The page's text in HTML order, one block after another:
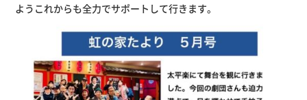
ようこれからも全力でサポートして行きます。